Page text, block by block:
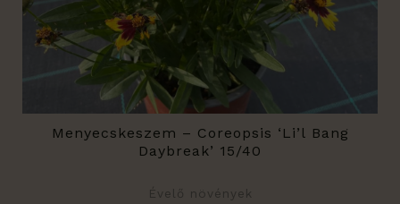
Menyecskeszem – Coreopsis ‘Li’l Bang
Daybreak’ 15/40
Évelő növények